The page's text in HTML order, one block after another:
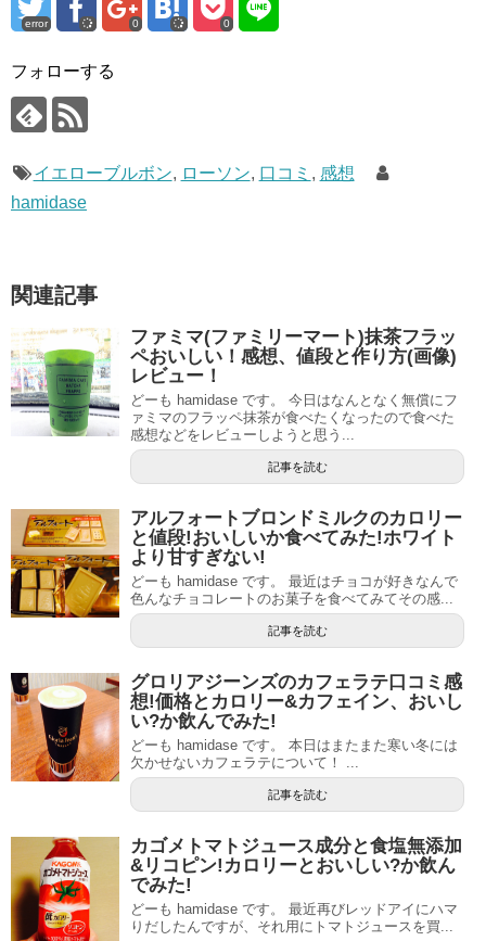
error 0 0
フォローする
イエローブルボン, ローソン, 口コミ , 感想
hamidase
関連記事
ファミマ(ファミリーマート)抹茶フラッ
ペおいしい！感想、値段と作り方(画像)
レビュー！
どーも hamidase です。 今日はなんとなく無償にフ
ァミマのフラッペ抹茶が食べたくなったので食べた
感想などをレビューしようと思う...
記事を読む
アルフォートブロンドミルクのカロリー
と値段!おいしいか食べてみた!ホワイト
より甘すぎない!
どーも hamidase です。 最近はチョコが好きなんで
色んなチョコレートのお菓子を食べてみてその感...
記事を読む
グロリアジーンズのカフェラテ口コミ感
想!価格とカロリー&カフェイン、おいし
い?か飲んでみた!
どーも hamidase です。 本日はまたまた寒い冬には
欠かせないカフェラテについて！ ...
記事を読む
カゴメトマトジュース成分と食塩無添加
&リコピン!カロリーとおいしい?か飲ん
でみた!
どーも hamidase です。 最近再びレッドアイにハマ
りだしたんですが、それ用にトマトジュースを買...